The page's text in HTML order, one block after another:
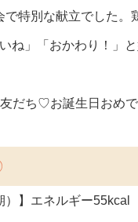
で特別な献立でした。
ね」「おかわり！」
だち♡お誕生日おめ
）】エネルギー